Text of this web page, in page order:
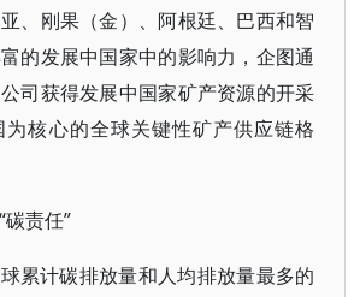
、刚果（金）、阿根廷、巴西和智
的发展中国家中的影响力，企图通
司获得发展中国家矿产资源的开采
核心的全球关键性矿产供应链格
碳责任”
累计碳排放量和人均排放量最多的